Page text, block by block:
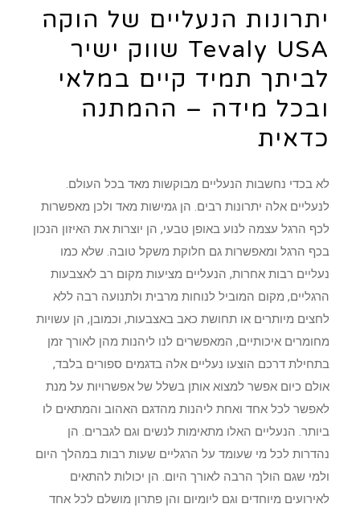
יתרונות הנעליים של הוקה
Tevaly USA שווק ישיר
לביתך תמיד קיים במלאי
ובכל מידה – ההמתנה
כדאית
לא בכדי נחשבות הנעליים מבוקשות מאד בכל העולם.
לנעליים אלה יתרונות רבים. הן גמישות מאד ולכן מאפשרות
לכף הרגל עצמה לנוע באופן טבעי, הן יוצרות את האיזון הנכון
בכף הרגל ומאפשרות גם חלוקת משקל טובה. שלא כמו
נעליים רבות אחרות, הנעליים מציעות מקום רב לאצבעות
הרגליים, מקום המוביל לנוחות מרבית ולתנועה רבה ללא
לחצים מיותרים או תחושת כאב באצבעות, וכמובן, הן עשויות
מחומרים איכותיים, המאפשרים לנו ליהנות מהן לאורך זמן
בתחילת דרכם הוצעו נעליים אלה בדגמים ספורים בלבד,
אולם כיום אפשר למצוא אותן בשלל של אפשרויות על מנת
לאפשר לכל אחד ואחת ליהנות מהדגם האהוב והמתאים לו
ביותר. הנעליים האלו מתאימות לנשים וגם לגברים. הן
נהדרות לכל מי שעומד על הרגליים שעות רבות במהלך היום
ולמי שגם הולך הרבה לאורך היום. הן יכולות להתאים
לאירועים מיוחדים וגם ליומיום והן פתרון מושלם לכל אחד